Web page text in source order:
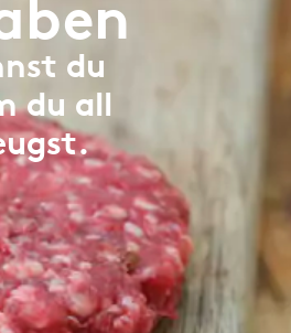
du
du all